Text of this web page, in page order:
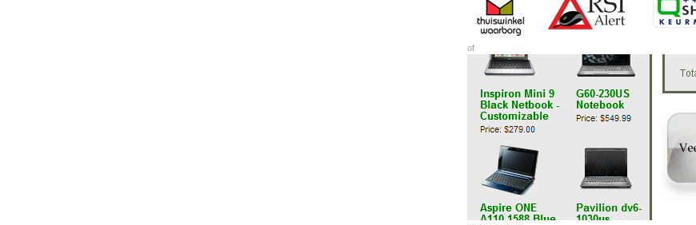
of